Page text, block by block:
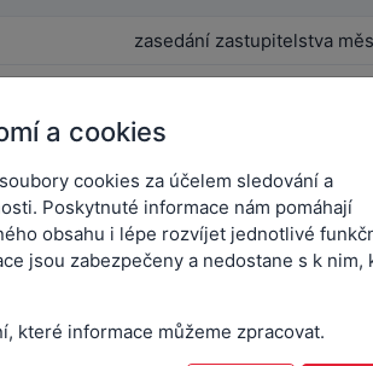
zasedání zastupitelstva
zasedání zastupitelstva
zasedání zastupitelstva
zasedání zastupitelstva
zasedání zastupitelstva
a cookies
cookies za účelem sledování a
Poskytnuté informace nám pomáhají
obsahu i lépe rozvíjet jednotlivé
jsou zabezpečeny a nedostane s k nim,
které informace můžeme zpracovat.